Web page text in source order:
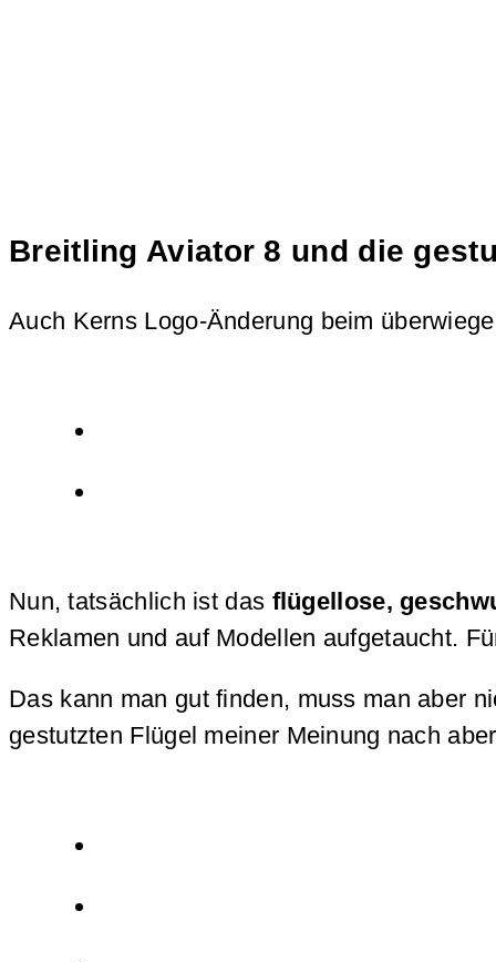
Breitling Aviator 8 und die
Auch Kerns Logo-Änderung beim
Nun, tatsächlich ist das flügellose,
Reklamen und auf Modellen aufgetaucht.
Das kann man gut finden, muss man aber
gestutzten Flügel meiner Meinung nach